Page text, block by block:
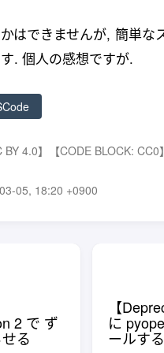
はできませんが, 簡単
. 個人の感想ですが.
BY 4.0】【CODE BLOCK: CC0】
05, 18:20 +0900
2 で ず
る
【
に
ールする